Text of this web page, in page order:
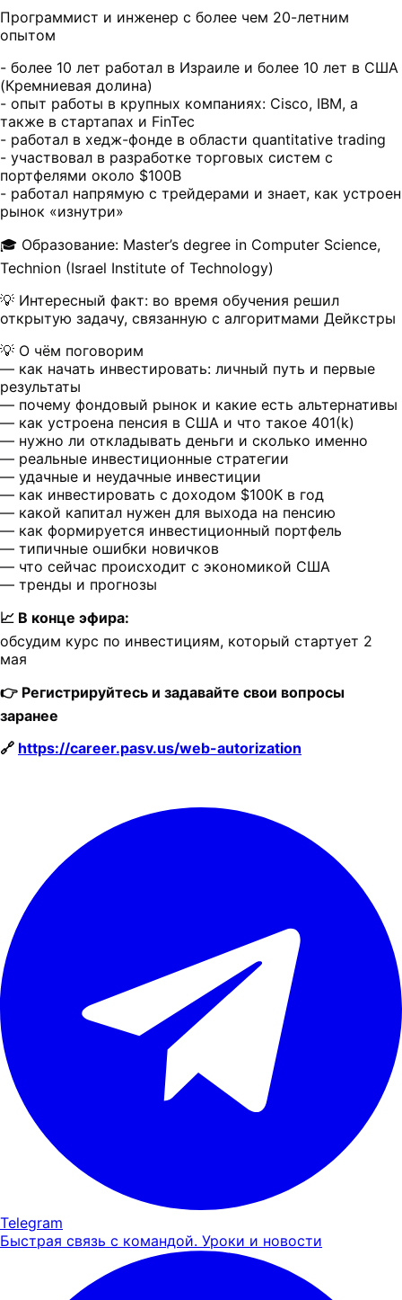
Программист и инженер с более чем 20-летним
опытом
- более 10 лет работал в Израиле и более 10 лет в США
(Кремниевая долина)
- опыт работы в крупных компаниях: Cisco, IBM, а
также в стартапах и FinTec
- работал в хедж-фонде в области quantitative trading
- участвовал в разработке торговых систем с
портфелями около $100B
- работал напрямую с трейдерами и знает, как устроен
рынок «изнутри»
🎓 Образование: Master’s degree in Computer Science,
Technion (Israel Institute of Technology)
💡 Интересный факт: во время обучения решил
открытую задачу, связанную с алгоритмами Дейкстры
💡 О чём поговорим
— как начать инвестировать: личный путь и первые
результаты
— почему фондовый рынок и какие есть альтернативы
— как устроена пенсия в США и что такое 401(k)
— нужно ли откладывать деньги и сколько именно
— реальные инвестиционные стратегии
— удачные и неудачные инвестиции
— как инвестировать с доходом $100K в год
— какой капитал нужен для выхода на пенсию
— как формируется инвестиционный портфель
— типичные ошибки новичков
— что сейчас происходит с экономикой США
— тренды и прогнозы
📈 В конце эфира:
обсудим курс по инвестициям, который стартует 2
мая
👉 Регистрируйтесь и задавайте свои вопросы
заранее
🔗 https://career.pasv.us/web-autorization
Telegram
Быстрая связь с командой. Уроки и новости